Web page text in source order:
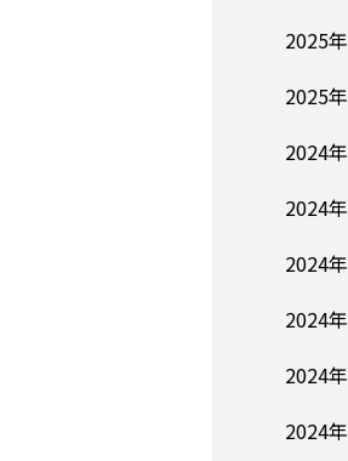
2025
2025
2024
2024
2024
2024
2024
2024